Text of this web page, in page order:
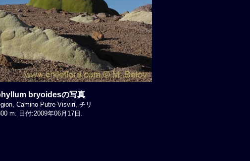
bryoidesの写真
Camino Putre-Visviri, チリ
m. 日付:2009年06月17日.